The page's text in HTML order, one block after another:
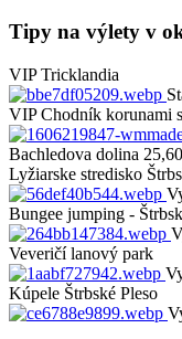
Tipy na výlety v
VIPTricklandia
VIPChodník korunami
Bachledova dolina
Lyžiarske stredisko
Bungee jumping -
Veveričí lanový park
Kúpele Štrbské Pleso